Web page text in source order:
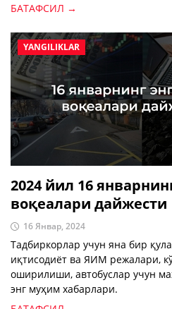
БАТАФСИЛ →
YANGILIKLAR
2024 йил 16
воқеалари дайжести
16 Январ, 2024
Тадбиркорлар учун яна бир
иқтисодиёт ва ЯИМ режалари,
оширилиши, автобуслар учун махсус
энг муҳим хабарлари.